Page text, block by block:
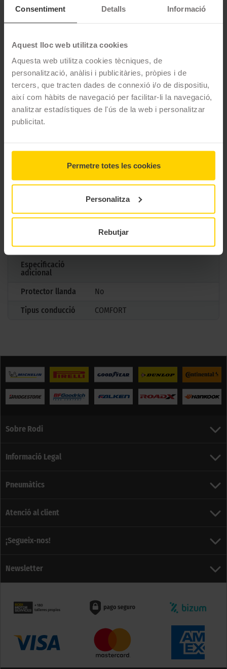
Consentiment Detalls Informació
Aquest lloc web utilitza cookies
Aquesta web utilitza cookies tècniques, de
personalització, anàlisi i publicitàries, pròpies i de
tercers, que tracten dades de connexió i/o de dispositiu,
així com hàbits de navegació per facilitar-li la navegació,
analitzar estadístiques de l'ús de la web i personalitzar
publicitat.
Permetre totes les cookies
Personalitza
Rebutjar
Bridgestone Alenza 001 és un pneumàtic d'estiu d'altes
maniobrabilitat i excel·lent control.
CARACTERÍSTIQUES TÈCNIQUES
Marca
Bridgestone
Model
ALENZA 001
Estació
Estiu
No
Reforçada
XL Reforzado
Especificació
adicional
Protector llanda
No
Tipus conducció
COMFORT
Sobre Rodi
Informació Legal
Pneumàtics
Atenció al client
¡Segueix-nos!
Newsletter